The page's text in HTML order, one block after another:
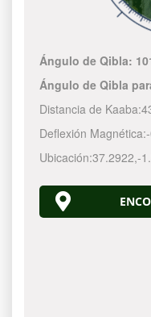
Ángulo de Qibla:
Ángulo de Qibla
Distancia de Kaaba:
Deflexión Magnética:
Ubicación:37.2922,-